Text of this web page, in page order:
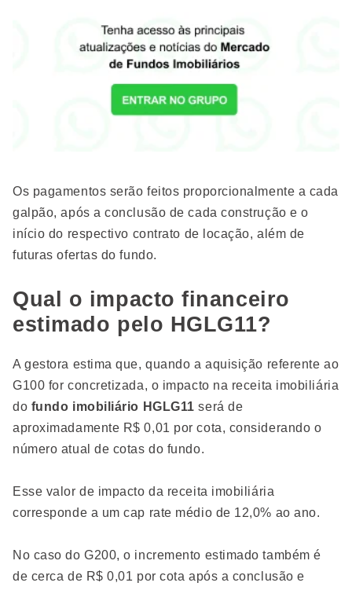
Os pagamentos serão feitos proporcionalmente a cada
galpão, após a conclusão de cada construção e o
início do respectivo contrato de locação, além de
futuras ofertas do fundo.
Qual o impacto financeiro
estimado pelo HGLG11?
A gestora estima que, quando a aquisição referente ao
G100 for concretizada, o impacto na receita imobiliária
do fundo imobiliário HGLG11será de
aproximadamente R$ 0,01 por cota, considerando o
número atual de cotas do fundo.
Esse valor de impacto da receita imobiliária
corresponde a um cap rate médio de 12,0% ao ano.
No caso do G200, o incremento estimado também é
de cerca de R$ 0,01 por cota após a conclusão e